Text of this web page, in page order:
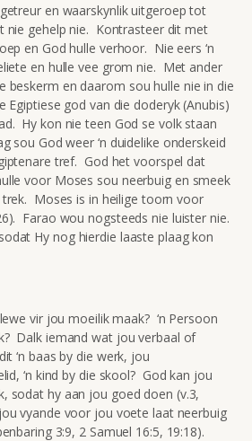
en waarskynlik uitgeroep tot
nie gehelp nie. Kontrasteer dit met
en God hulle verhoor. Nie eers ‘n
en hulle vee grom nie. Met ander
beskerm en daarom sou hulle nie in die
Egiptiese god van die doderyk (Anubis)
Hy kon nie teen God se volk staan
sou God weer ‘n duidelike onderskeid
tref. God het voorspel dat
voor Moses sou neerbuig en smeek
Moses is in heilige toorn voor
Farao wou nogsteeds nie luister nie.
Hy nog hierdie laaste plaag kon
vir jou moeilik maak? ‘n Persoon
Dalk iemand wat jou verbaal of
‘n baas by die werk, jou
‘n kind by die skool? God kan jou
sodat hy aan jou goed doen (v.3,
vyande voor jou voete laat neerbuig
3:9, 2 Samuel 16:5, 19:18).